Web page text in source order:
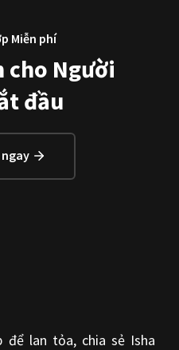
Miễn phí
cho Người
đầu
để lan tỏa, chia sẻ Isha